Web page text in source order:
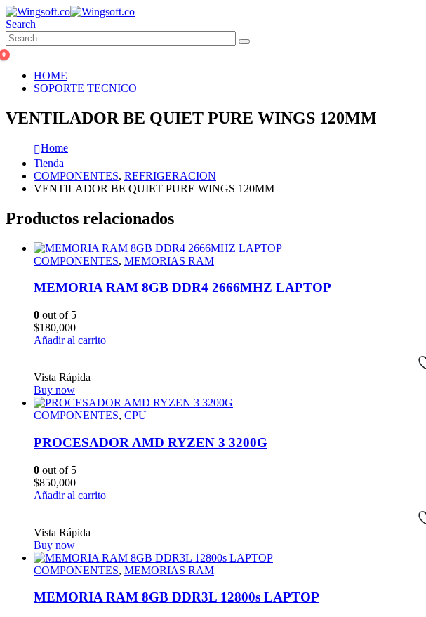
Search
0
HOME
SOPORTE TECNICO
VENTILADOR BE QUIET PURE WINGS 120MM
Home
Tienda
COMPONENTES, REFRIGERACION
VENTILADOR BE QUIET PURE WINGS 120MM
Productos relacionados
COMPONENTES, MEMORIAS RAM
MEMORIA RAM 8GB DDR4 2666MHZ LAPTOP
0 out of 5
$180,000
Añadir al carrito
Vista Rápida
Buy now
COMPONENTES, CPU
PROCESADOR AMD RYZEN 3 3200G
0 out of 5
$850,000
Añadir al carrito
Vista Rápida
Buy now
COMPONENTES, MEMORIAS RAM
MEMORIA RAM 8GB DDR3L 12800s LAPTOP